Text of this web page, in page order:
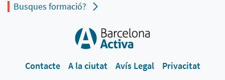
Busques formació?
Contacte A la ciutat Avís Legal Privacitat